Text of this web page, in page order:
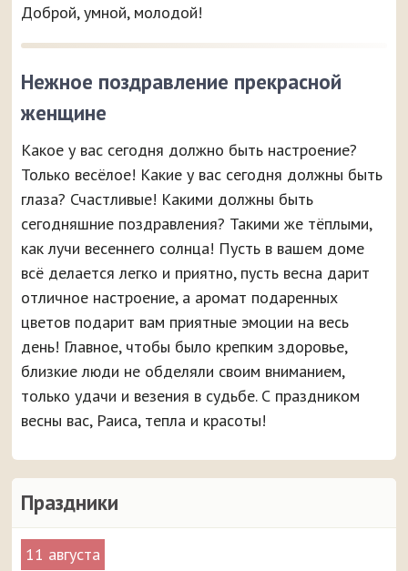
Праздники
11 августа
Доброй, умной, молодой!
Нежное поздравление прекрасной
женщине
Какое у вас сегодня должно быть настроение?
Только весёлое! Какие у вас сегодня должны быть
глаза? Счастливые! Какими должны быть
сегодняшние поздравления? Такими же тёплыми,
как лучи весеннего солнца! Пусть в вашем доме
всё делается легко и приятно, пусть весна дарит
отличное настроение, а аромат подаренных
цветов подарит вам приятные эмоции на весь
день! Главное, чтобы было крепким здоровье,
близкие люди не обделяли своим вниманием,
только удачи и везения в судьбе. С праздником
весны вас, Раиса, тепла и красоты!